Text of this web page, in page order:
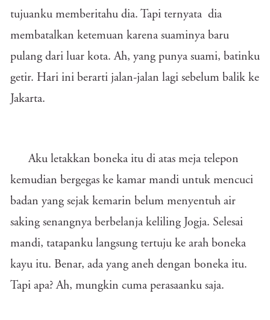
tujuanku memberitahu dia. Tapi ternyata dia
membatalkan ketemuan karena suaminya baru
pulang dari luar kota. Ah, yang punya suami, batinku
getir. Hari ini berarti jalan-jalan lagi sebelum balik ke
Jakarta.
Aku letakkan boneka itu di atas meja telepon
kemudian bergegas ke kamar mandi untuk mencuci
badan yang sejak kemarin belum menyentuh air
saking senangnya berbelanja keliling Jogja. Selesai
mandi, tatapanku langsung tertuju ke arah boneka
kayu itu. Benar, ada yang aneh dengan boneka itu.
Tapi apa? Ah, mungkin cuma perasaanku saja.